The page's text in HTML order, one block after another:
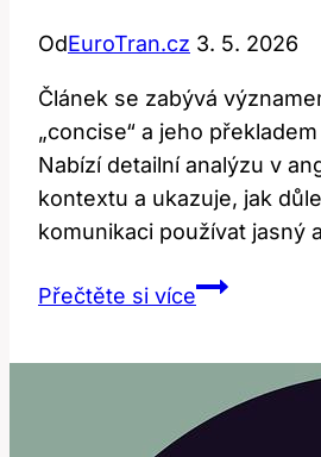
OdEuroTran.cz 3. 5. 2026
Článek se zabývá
„concise“ a jeho
Nabízí detailní analýzu v
kontextu a ukazuje, jak
komunikaci používat jasný
Přečtěte si víceConcise:
Význam
v